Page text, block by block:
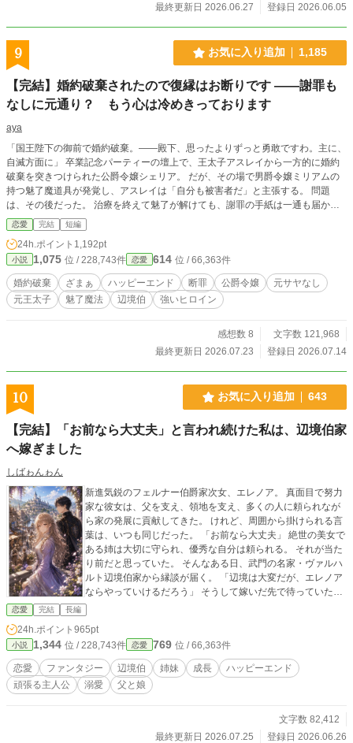
最終更新日 2026.06.27
登録日 2026.06.05
9 お気に入り追加 1,185
【完結】婚約破棄されたので復縁はお断りです ――謝罪も
なしに元通り？ もう心は冷めきっております
aya
「国王陛下の御前で婚約破棄。――殿下、思ったよりずっと勇敢ですわ。主に、
自滅方面に」 卒業記念パーティーの壇上で、王太子アスレイから一方的に婚約
破棄を突きつけられた公爵令嬢シェリア。 だが、その場で男爵令嬢ミリアムの
持つ魅了魔道具が発覚し、アスレイは「自分も被害者だ」と主張する。 問題
は、その後だった。 治療を終えて魅了が解けても、謝罪の手紙は一通も届かな
い。 それどころかアスレイは、当然のように「元通りでよいだろう」と復縁を
求めてきた。 十年間、王太子妃候補として己を律し続け、傷つけられても、踏
みにじられても耐えてきたシェリアは、今度こそ自分の意思で未来を選ぶ。
「気安く触れないでくださいませ。心底からお断り申し上げます」 完璧な淑女
の微笑みを崩さず、内心では身勝手な元王太子へ切れ味鋭く突っ込むシェリア。
何度拒絶されても手を伸ばしてくるのなら、鉄の骨組みが入った扇で叩き落とす
までです。 謝罪も反省もできない元王太子には、王太子位の剥奪だけでは終わ
飲み、魔獣襲撃を乗り越えるうちに、彼と過ごす毎日は、少しずつ「明日が楽し
きっております。 これは、元王太子へ何度もきっちり引導を渡した公爵令嬢
が、自分の居場所と未来と婚約者を、自らの意思で選び直す物語。 ※元王太子
ざまぁ複数あり ※王太子位剥奪／夜会で再自爆／番外編で最終処分 ※本編・番
外編・本編補完編まで全話完結済み ※ハッピーエンド
恋愛 完結 短編
24h.ポイント 1,192pt
小説 1,075 位 / 228,743件 恋愛 614 位 / 66,363件
婚約破棄 ざまぁ ハッピーエンド 断罪 公爵令嬢
元サヤなし
元王太子
魅了魔法 辺境伯 強いヒロイン
感想数 8
文字数 121,968
最終更新日 2026.07.23
登録日 2026.07.14
10 お気に入り追加 643
【完結】「お前なら大丈夫」と言われ続けた私は、辺境伯家
へ嫁ぎました
しばゎんゎん
新進気鋭のフェルナー伯爵家次女、エレノア。 真面目で努力
家な彼女は、父を支え、領地を支え、多くの人に頼られなが
ら家の発展に貢献してきた。 けれど、周囲から掛けられる言
葉は、いつも同じだった。 「お前なら大丈夫」 絶世の美女で
ある姉は大切に守られ、優秀な自分は頼られる。 それが当た
り前だと思っていた。 そんなある日、武門の名家・ヴァルハ
ルト辺境伯家から縁談が届く。 「辺境は大変だが、エレノア
ならやっていけるだろう」 そうして嫁いだ先で待っていたの
は、軍事に強く商業に弱い辺境伯領だった。 持ち前の知識と
努力で領地を支え、人を支え、少しずつ豊かになっていく辺
境伯領。 そして、成果だけではなく、努力する姿そのものを
見てくれる辺境伯カイルとの出会い。 一方、エレノアを失っ
た実家では、誰も気付いていなかった本当の支えの大きさ
が、少しずつ明らかになっていく。 これは、「お前なら大丈
夫」と言われ続けた女性が、誰かと支え合うことを知り、そ
恋愛 完結 長編
24h.ポイント 965pt
小説 1,344 位 / 228,743件 恋愛 769 位 / 66,363件
恋愛 ファンタジー 辺境伯 姉妹 成長
ハッピーエンド
頑張る主人公
溺愛 父と娘
文字数 82,412
最終更新日 2026.07.25
登録日 2026.06.26